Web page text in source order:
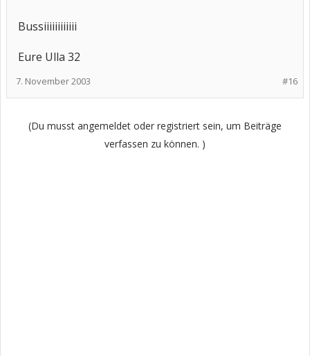
Bussiiiiiiiiiiii
Eure Ulla 32
#16
7. November 2003
(Du musst angemeldet oder registriert sein, um Beiträge
verfassen zu können. )